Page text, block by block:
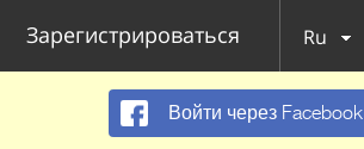
Зарегистрироваться Ru
Войти через Facebook